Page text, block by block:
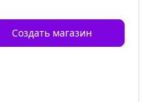
Создать магазин